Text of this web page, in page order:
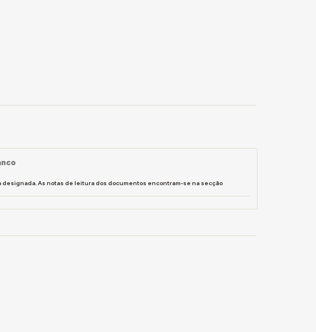
As notas de leitura dos documentos encontram-se na secção